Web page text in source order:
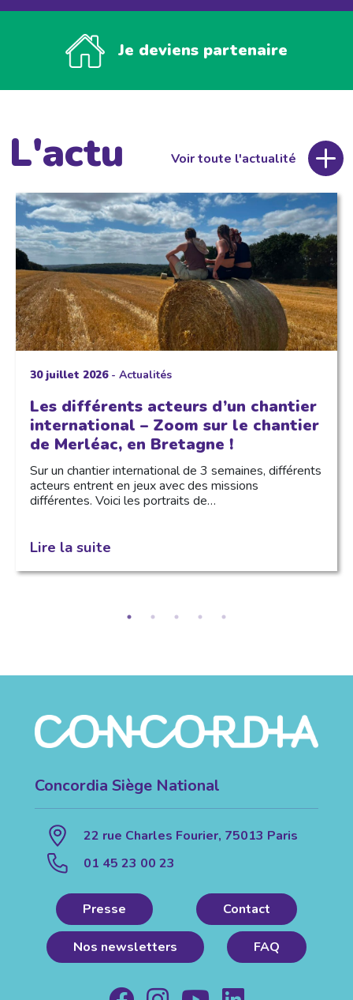
Je deviens partenaire
L'actu Voir toute l'actualité
30 juillet 2026- Actualités
Les différents acteurs d’un chantier
international – Zoom sur le chantier
de Merléac, en Bretagne !
Sur un chantier international de 3 semaines, différents
acteurs entrent en jeux avec des missions
différentes. Voici les portraits de…
Lire la suite
Concordia Siège National
22 rue Charles Fourier, 75013 Paris
01 45 23 00 23
Presse Contact
Nos newsletters FAQ